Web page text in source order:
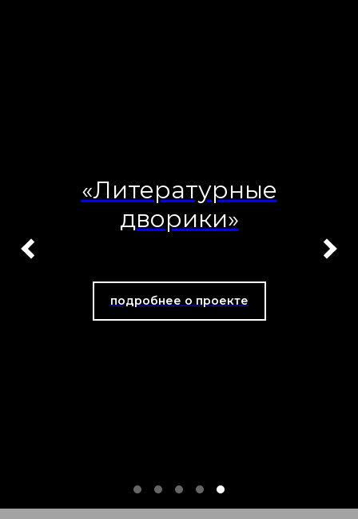
«Литературные
дворики»
подробнее о проекте